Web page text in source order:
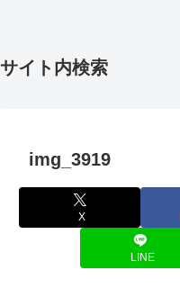
サイト内検索
img_3919
X
LINE